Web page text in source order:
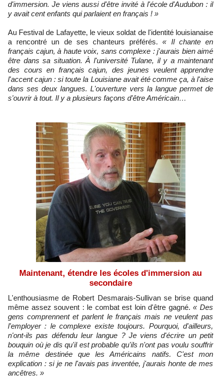
d'immersion. Je viens aussi d'être invité à l'école d'Audubon : il
y avait cent enfants qui parlaient en français ! »
Au Festival de Lafayette, le vieux soldat de l'identité louisianaise
a rencontré un de ses chanteurs préférés.« Il chante en
français cajun, à haute voix, sans complexe : j'aurais bien aimé
être dans sa situation. À l'université Tulane, il y a maintenant
des cours en français cajun, des jeunes veulent apprendre
l'accent cajun : si toute la Louisiane avait été comme ça, à l'aise
dans ses deux langues. L'ouverture vers la langue permet de
s'ouvrir à tout. Il y a plusieurs façons d'être Américain…
Maintenant, étendre les écoles d'immersion au
secondaire
L'enthousiasme de Robert Desmarais-Sullivan se brise quand
même assez souvent : le combat est loin d'être gagné.« Des
gens comprennent et parlent le français mais ne veulent pas
l'employer : le complexe existe toujours. Pourquoi, d'ailleurs,
n'ont-ils pas défendu leur langue ? Je viens d'écrire un petit
bouquin où je dis qu'il est probable qu'ils n'ont pas voulu souffrir
la même destinée que les Américains natifs. C'est mon
explication : si je ne l'avais pas inventée, j'aurais honte de mes
ancêtres. »